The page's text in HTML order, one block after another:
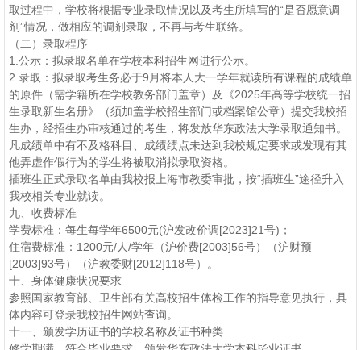
取过程中，学校将根据专业录取情况以及考生所填写的“是否愿意调
剂”情况，做相应的调剂录取，不再与考生联络。
（二）录取程序
1.公示：拟录取名单在学校本科招生网进行公示。
2.录取：拟录取考生务必于9月将本人大一学年就读所有课程的成绩单
的原件（需学籍所在学校教务部门盖章）及《2025年高等学校统一招
生录取新生名册》（须加盖学校招生部门或档案馆公章）提交我校招
生办，经招生办审核通过的考生，将发放华东政法大学录取通知书。
凡成绩单中有不及格科目、成绩绩点未达到我校规定要求或发现有其
他弄虚作假行为的学生将被取消拟录取资格。
插班生正式录取名单由我校报上海市教委审批，按“插班生”途径升入
我校相关专业就读。
九、收费标准
学费标准：每生每学年6500元(沪发改价调[2023]21号)；
住宿费标准：1200元/人/学年（沪价费[2003]56号）（沪财预
[2003]93号）（沪教委财[2012]118号）。
十、身体健康状况要求
参照国家教育部、卫生部有关高校招生体检工作的指导意见执行，具
体内容可登录我校招生网站查询。
十一、颁发学历证书的学校名称及证书种类